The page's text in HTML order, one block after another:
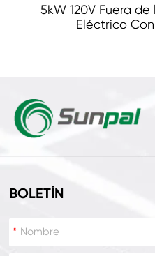
5kW 120V Fuera
Eléctrico
BOLETÍN
*